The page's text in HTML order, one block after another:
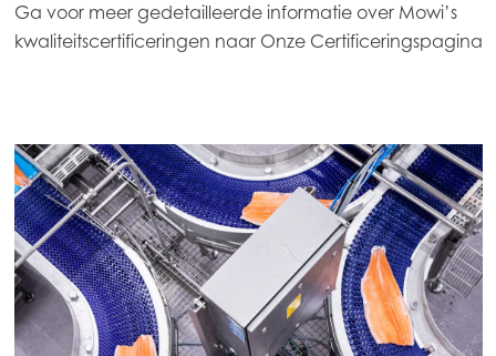
Mowi Global
Mowi Japan
Mowi Korea
Mowi Taiwan
Ga voor meer gedetailleerde informatie over Mowi’s
kwaliteitscertificeringen naar Onze Certificeringspagina